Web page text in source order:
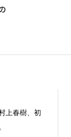
上春樹、初